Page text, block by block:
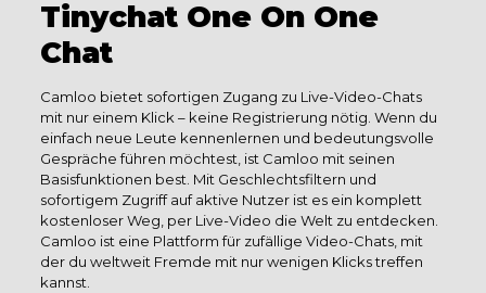
Tinychat One On One
Chat
Camloo bietet sofortigen Zugang zu Live-Video-Chats
mit nur einem Klick – keine Registrierung nötig. Wenn du
einfach neue Leute kennenlernen und bedeutungsvolle
Gespräche führen möchtest, ist Camloo mit seinen
Basisfunktionen best. Mit Geschlechtsfiltern und
sofortigem Zugriff auf aktive Nutzer ist es ein komplett
kostenloser Weg, per Live-Video die Welt zu entdecken.
Camloo ist eine Plattform für zufällige Video-Chats, mit
der du weltweit Fremde mit nur wenigen Klicks treffen
kannst.